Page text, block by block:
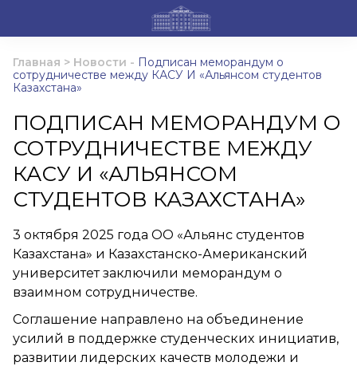
Главная > Новости - Подписан меморандум о
сотрудничестве между КАСУ И «Альянсом студентов
Казахстана»
ПОДПИСАН МЕМОРАНДУМ О
СОТРУДНИЧЕСТВЕ МЕЖДУ
КАСУ И «АЛЬЯНСОМ
СТУДЕНТОВ КАЗАХСТАНА»
3 октября 2025 года ОО «Альянс студентов
Казахстана» и Казахстанско-Американский
университет заключили меморандум о
взаимном сотрудничестве.
Соглашение направлено на объединение
усилий в поддержке студенческих инициатив,
развитии лидерских качеств молодежи и